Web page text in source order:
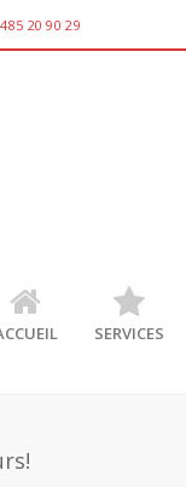
20 90 29
SERVICES